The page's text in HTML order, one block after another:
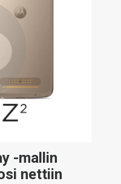
-mallin
nettiin